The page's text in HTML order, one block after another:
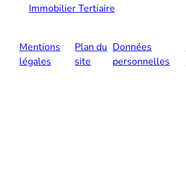
Immobilier Tertiaire
Mentions
légales
Plan du
site
Données
personnelles